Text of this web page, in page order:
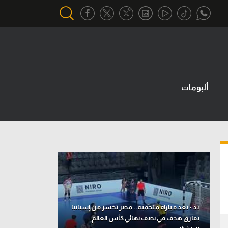
تحقيق في الجول
تحليل في الجول
حكايات في الجول
كويز في الجول
فيديو في الجول
ألبومات
يد - بعد مباراة ملحمية.. مصر تخسر من إسبانيا
بفارق هدف في نصف نهائي كأس العالم